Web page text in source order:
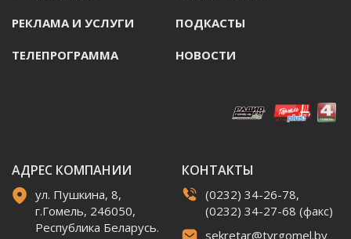
РЕКЛАМА И УСЛУГИ ПОДКАСТЫ
ТЕЛЕПРОГРАММА НОВОСТИ
АДРЕС КОМПАНИИ
ул. Пушкина, 8,
г.Гомель, 246050,
Республика Беларусь.
КОНТАКТЫ
(0232) 34-26-78,
(0232) 34-27-68 (факс)
sekretar@tvrgomel.by